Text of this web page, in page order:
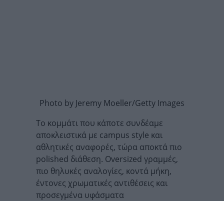
Photo by Jeremy Moeller/Getty Images
Το κομμάτι που κάποτε συνδέαμε
αποκλειστικά με campus style και
αθλητικές αναφορές, τώρα αποκτά πιο
polished διάθεση. Oversized γραμμές,
πιο θηλυκές αναλογίες, κοντά μήκη,
έντονες χρωματικές αντιθέσεις και
προσεγμένα υφάσματα